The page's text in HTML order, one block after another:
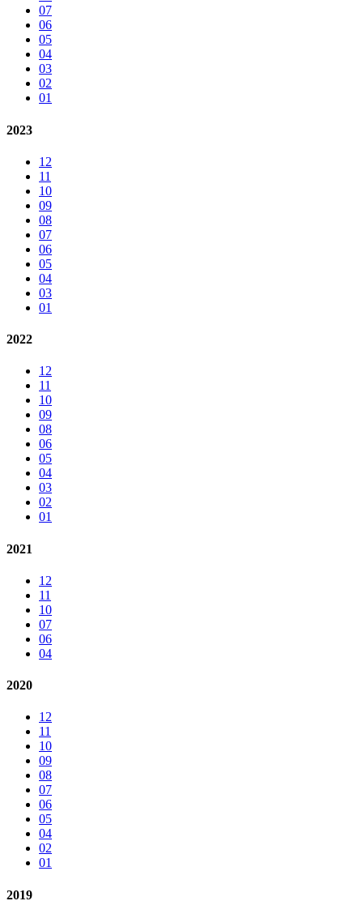
07
06
05
04
03
02
01
2023
12
11
10
09
08
07
06
05
04
03
01
2022
12
11
10
09
08
06
05
04
03
02
01
2021
12
11
10
07
06
04
2020
12
11
10
09
08
07
06
05
04
02
01
2019